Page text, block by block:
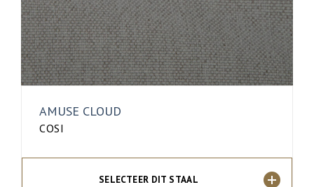
AMUSE CLOUD
COSI
SELECTEER DIT STAAL